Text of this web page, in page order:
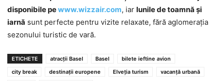
disponibile pewww.wizzair.com, iar lunile de toamnă și
iarnă sunt perfecte pentru vizite relaxate, fără aglomerația
sezonului turistic de vară.
ETICHETE atracții Basel Basel
bilete ieftine avion
city break
destinații europene Elveția turism
vacanță urbană